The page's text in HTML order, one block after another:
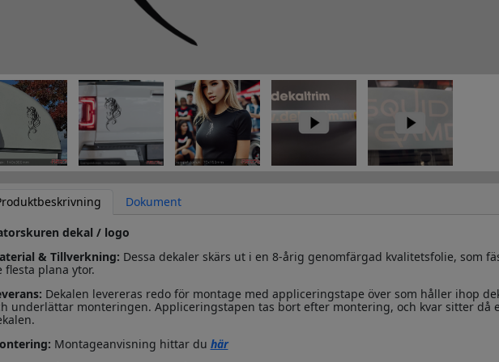
Dokument
dekal / logo
& Tillverkning: Dessa dekaler skärs ut i en 8-årig genomfärgad kvalitetsfolie, som
flesta plana ytor.
Dekalen levereras redo för montage med appliceringstape över som håller ihop
underlättar monteringen. Appliceringstapen tas bort efter montering, och kvar sitter då
Montageanvisning hittar du här